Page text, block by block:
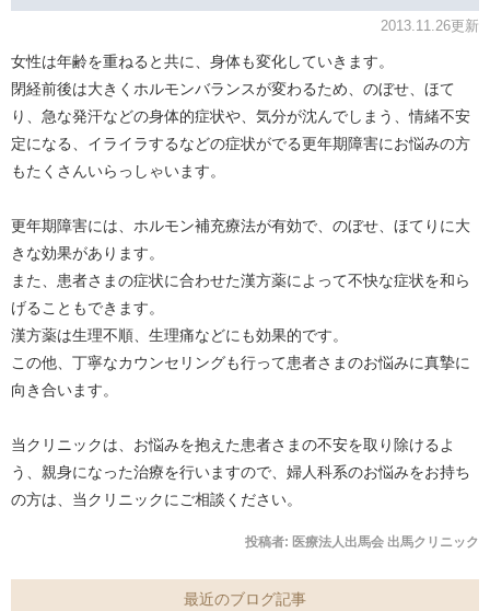
2013.11.26更新
女性は年齢を重ねると共に、身体も変化していきます。
閉経前後は大きくホルモンバランスが変わるため、のぼせ、ほて
り、急な発汗などの身体的症状や、気分が沈んでしまう、情緒不安
定になる、イライラするなどの症状がでる更年期障害にお悩みの方
もたくさんいらっしゃいます。
更年期障害には、ホルモン補充療法が有効で、のぼせ、ほてりに大
きな効果があります。
また、患者さまの症状に合わせた漢方薬によって不快な症状を和ら
げることもできます。
漢方薬は生理不順、生理痛などにも効果的です。
この他、丁寧なカウンセリングも行って患者さまのお悩みに真摯に
向き合います。
当クリニックは、お悩みを抱えた患者さまの不安を取り除けるよ
う、親身になった治療を行いますので、婦人科系のお悩みをお持ち
の方は、当クリニックにご相談ください。
投稿者: 医療法人出馬会 出馬クリニック
最近のブログ記事